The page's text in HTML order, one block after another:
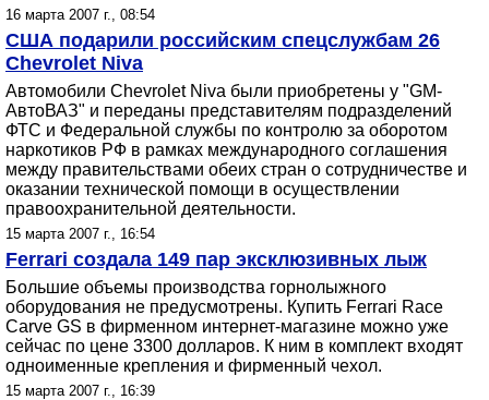
16 марта 2007 г., 08:54
США подарили российским спецслужбам 26
Chevrolet Niva
Автомобили Chevrolet Niva были приобретены у "GM-
АвтоВАЗ" и переданы представителям подразделений
ФТС и Федеральной службы по контролю за оборотом
наркотиков РФ в рамках международного соглашения
между правительствами обеих стран о сотрудничестве и
оказании технической помощи в осуществлении
правоохранительной деятельности.
15 марта 2007 г., 16:54
Ferrari создала 149 пар эксклюзивных лыж
Большие объемы производства горнолыжного
оборудования не предусмотрены. Купить Ferrari Race
Carve GS в фирменном интернет-магазине можно уже
сейчас по цене 3300 долларов. К ним в комплект входят
одноименные крепления и фирменный чехол.
15 марта 2007 г., 16:39